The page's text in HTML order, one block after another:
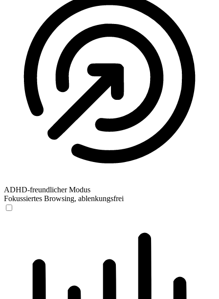
ADHD-freundlicher Modus
Fokussiertes Browsing, ablenkungsfrei